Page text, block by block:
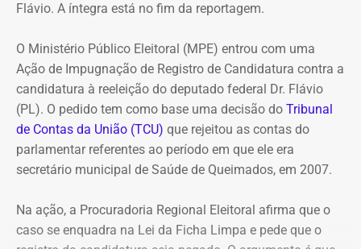
Refit não teria honrado os
pagamentos
O governo também sustenta que os responsáveis pela
Refit descumpriram o parcelamento especial firmado
para quitar débitos tributários. Conforme a PGE, as
parcelas deixaram de ser pagas por mais de 90 dias,
situação que, segundo a legislação, autoriza o
Outro ponto destacado é que, mesmo após aderir ao
parcelamento, a empresa teria acumulado mais de R$ 1,8
Flávio. A íntegra está no fim da reportagem.
O Ministério Público Eleitoral (MPE) entrou com uma
Ação de Impugnação de Registro de Candidatura contra a
candidatura à reeleição do deputado federal Dr. Flávio
(PL). O pedido tem como base uma decisão do Tribunal
de Contas da União (TCU) que rejeitou as contas do
parlamentar referentes ao período em que ele era
secretário municipal de Saúde de Queimados, em 2007.
Na ação, a Procuradoria Regional Eleitoral afirma que o
caso se enquadra na Lei da Ficha Limpa e pede que o